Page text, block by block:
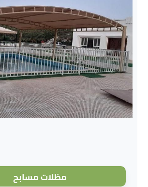
مظلات مسابح